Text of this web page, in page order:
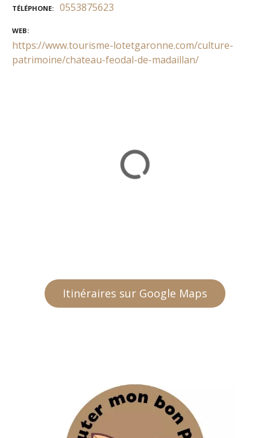
TÉLÉPHONE 0553875623
WEB
https://www.tourisme-lotetgaronne.com/culture-
patrimoine/chateau-feodal-de-madaillan/
Itinéraires sur Google Maps